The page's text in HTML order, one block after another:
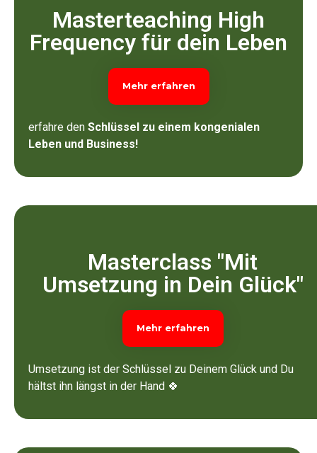
Masterteaching High
Frequency für dein Leben
Mehr erfahren
erfahre den Schlüssel zu einem kongenialen
Leben und Business!
Masterclass "Mit
Umsetzung in Dein Glück"
Mehr erfahren
Umsetzung ist der Schlüssel zu Deinem Glück und Du
hältst ihn längst in der Hand 🍀